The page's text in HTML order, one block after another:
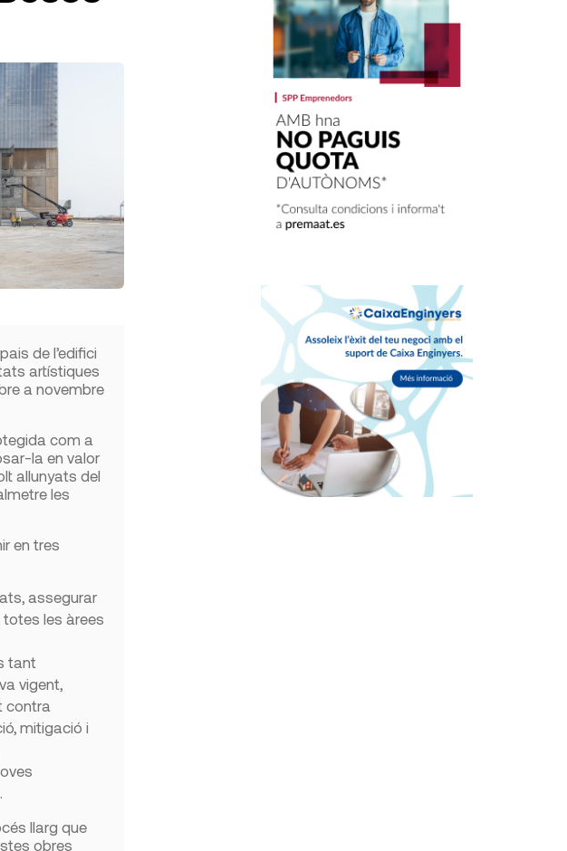
de l’edifici
artístiques
a novembre
com a
la en valor
allunyats del
les
en tres
assegurar
totes les àrees
tant
vigent,
contra
mitigació i
llarg que
obres